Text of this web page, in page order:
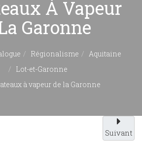
À Vapeur
Garonne
Régionalisme
Aquitaine
Lot-et-Garonne
à vapeur de la Garonne
Suivant